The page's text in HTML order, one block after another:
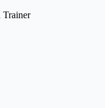
Trainer